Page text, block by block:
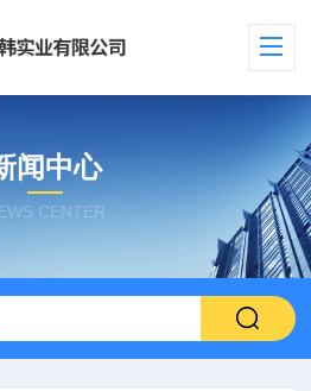
闻中心
CENTER